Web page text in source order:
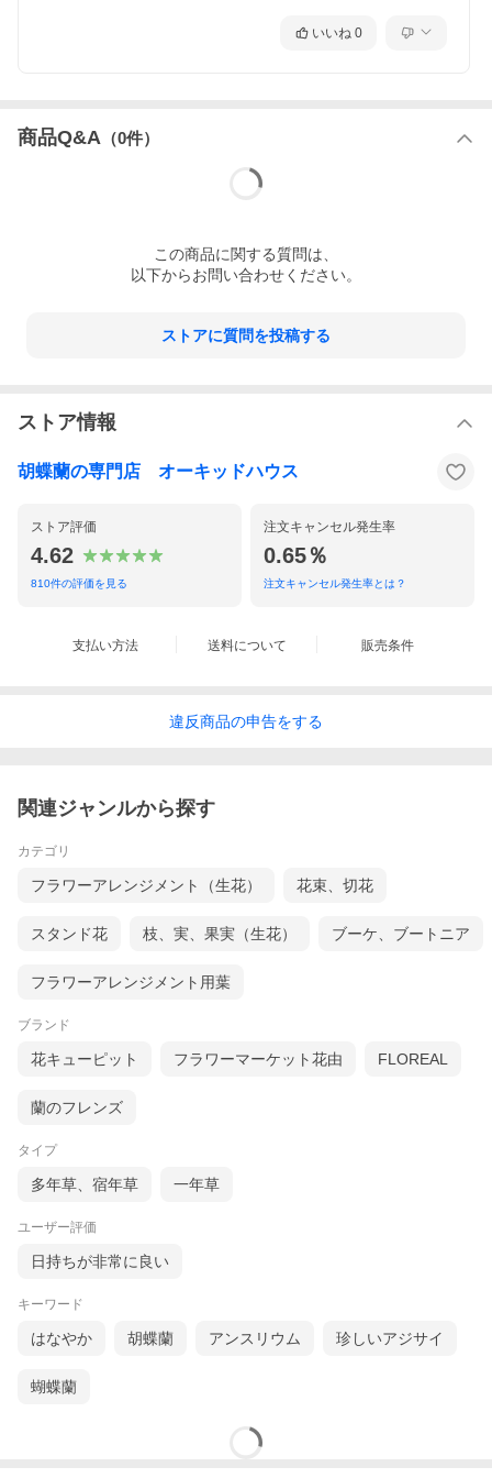
いいね 0
商品Q&A （0件）
この商品に関する質問は、
以下からお問い合わせください。
ストアに質問を投稿する
ストア情報
胡蝶蘭の専門店 オーキッドハウス
ストア評価
4.62
810件の評価を見る
注文キャンセル発生率
0.65％
注文キャンセル発生率とは？
支払い方法 送料について 販売条件
違反商品の申告をする
関連ジャンルから探す
カテゴリ
フラワーアレンジメント（生花） 花束、切花
スタンド花 枝、実、果実（生花） ブーケ、ブートニア
フラワーアレンジメント用葉
ブランド
花キューピット フラワーマーケット花由 FLOREAL
蘭のフレンズ
タイプ
多年草、宿年草 一年草
ユーザー評価
日持ちが非常に良い
キーワード
はなやか 胡蝶蘭 アンスリウム 珍しいアジサイ
蝴蝶蘭